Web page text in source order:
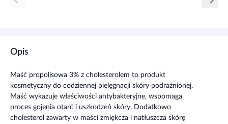
Opis
Maść propolisowa 3% z cholesterolem to produkt
kosmetyczny do codziennej pielęgnacji skóry podrażnionej.
Maść wykazuje właściwości antybakteryjne, wspomaga
proces gojenia otarć i uszkodzeń skóry. Dodatkowo
cholesterol zawarty w maści zmiękcza i natłuszcza skórę